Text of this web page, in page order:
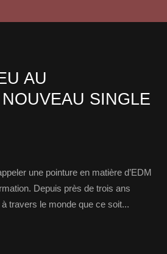
AU
SINGLE
une pointure en matière d’EDM
Depuis près de trois ans
travers le monde que ce soit...